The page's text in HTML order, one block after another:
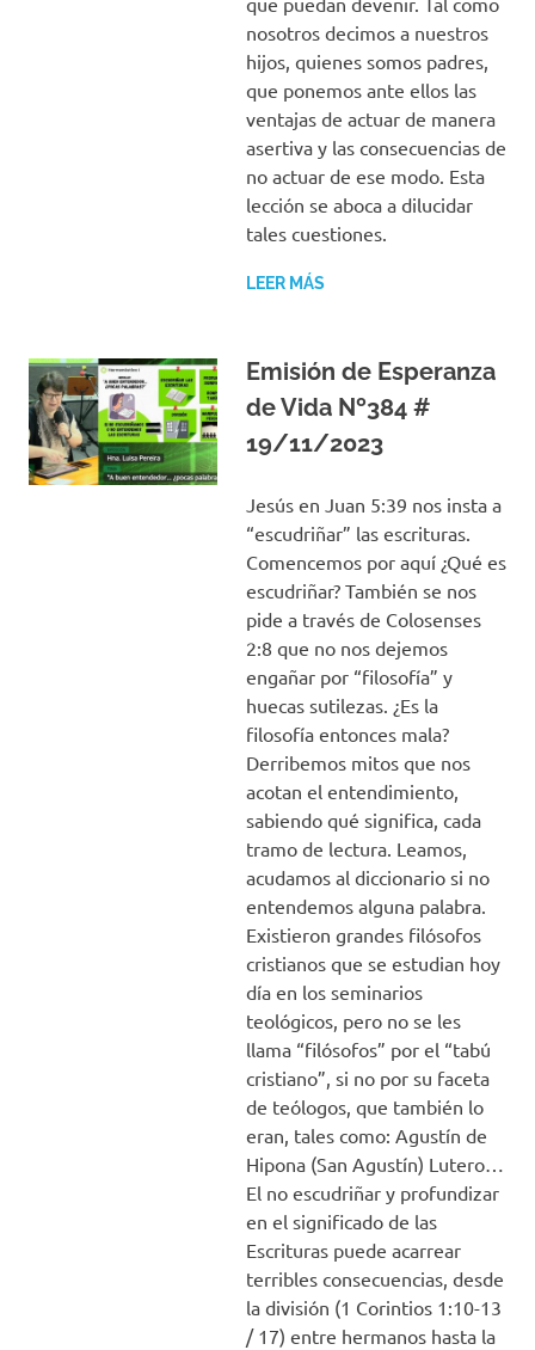
nosotros decimos a nuestros
hijos, quienes somos padres,
que ponemos ante ellos las
ventajas de actuar de manera
asertiva y las consecuencias de
no actuar de ese modo. Esta
lección se aboca a dilucidar
tales cuestiones.
LEER MÁS
Emisión de Esperanza
de Vida Nº384 #
19/11/2023
Jesús en Juan 5:39 nos insta a
“escudriñar” las escrituras.
Comencemos por aquí ¿Qué es
escudriñar? También se nos
pide a través de Colosenses
2:8 que no nos dejemos
engañar por “filosofía” y
huecas sutilezas. ¿Es la
filosofía entonces mala?
Derribemos mitos que nos
acotan el entendimiento,
sabiendo qué significa, cada
tramo de lectura. Leamos,
acudamos al diccionario si no
entendemos alguna palabra.
Existieron grandes filósofos
cristianos que se estudian hoy
día en los seminarios
teológicos, pero no se les
llama “filósofos” por el “tabú
cristiano”, si no por su faceta
de teólogos, que también lo
eran, tales como: Agustín de
Hipona (San Agustín) Lutero…
El no escudriñar y profundizar
en el significado de las
Escrituras puede acarrear
terribles consecuencias, desde
la división (1 Corintios 1:10-13
/ 17) entre hermanos hasta la